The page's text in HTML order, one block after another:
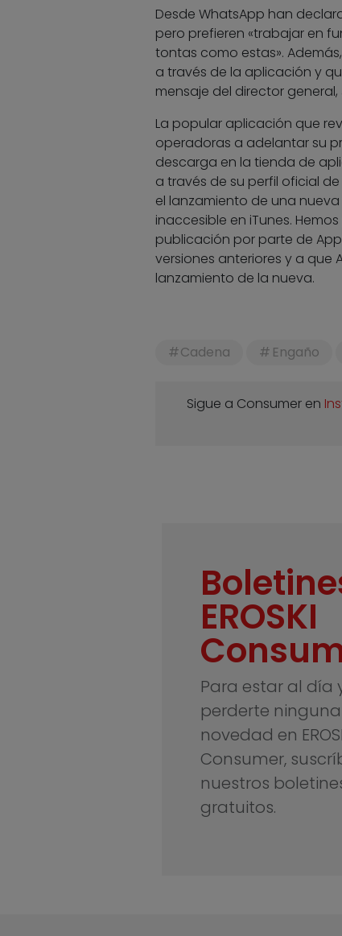
Desde WhatsApp han
pero prefieren «trabajar en
tontas como estas».
a través de la aplicación y
mensaje del director general,
La popular aplicación que
operadoras a adelantar su
descarga en la tienda de
a través de su perfil oficial
el lanzamiento de una
inaccesible en iTunes.
publicación por parte de
versiones anteriores y a
lanzamiento de la nueva.
Cadena Engaño
Sigue a Consumer en
EROSKI
Para estar al día
perderte ninguna
novedad en
Consumer,
nuestros
gratuitos.